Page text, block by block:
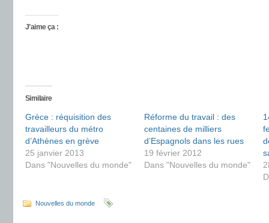
J’aime ça :
Similaire
Grèce : réquisition des
travailleurs du métro
d’Athènes en grève
25 janvier 2013
Dans "Nouvelles du monde"
Réforme du travail : des
centaines de milliers
d’Espagnols dans les rues
19 février 2012
Dans "Nouvelles du monde"
Nouvelles du monde